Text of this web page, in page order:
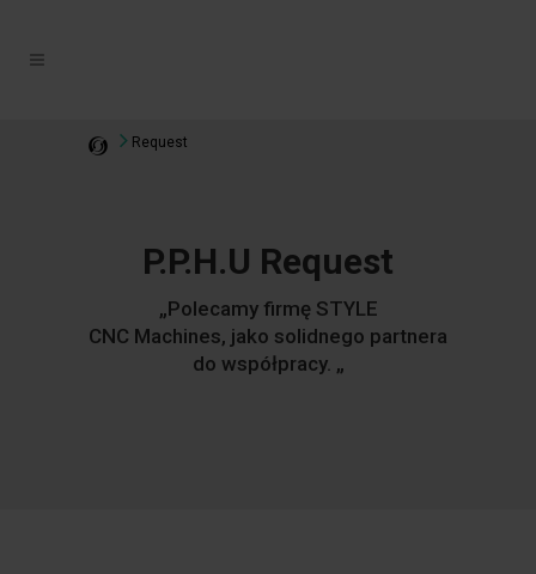
Request
P.P.H.U Request
„Polecamy firmę STYLE
CNC Machines, jako solidnego partnera
do współpracy. „